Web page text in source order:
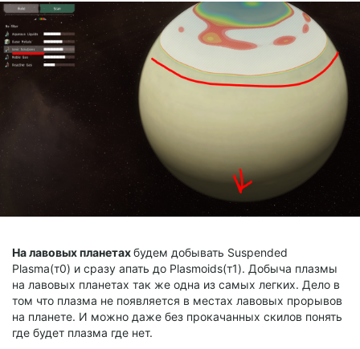
На лавовых планетахбудем добывать Suspended
Plasma(т0) и сразу апать до Plasmoids(т1). Добыча плазмы
на лавовых планетах так же одна из самых легких. Дело в
том что плазма не появляется в местах лавовых прорывов
на планете. И можно даже без прокачанных скилов понять
где будет плазма где нет.